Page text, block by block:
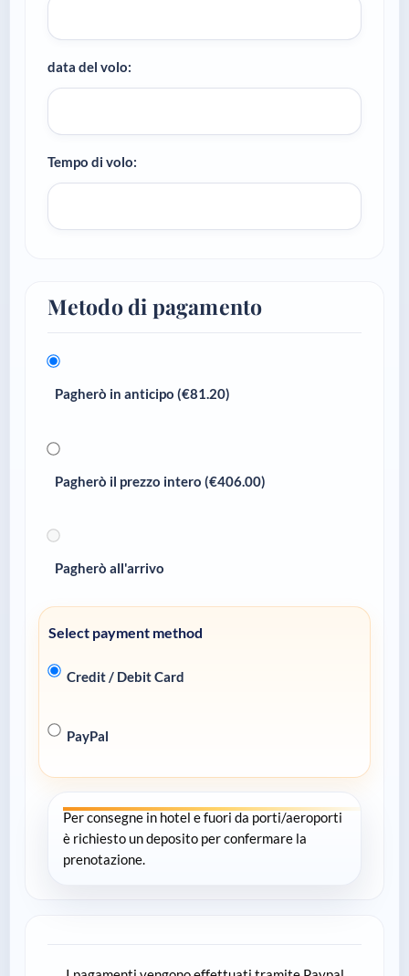
data del volo:
Tempo di volo:
Metodo di pagamento
Pagherò in anticipo (€81.20)
Pagherò il prezzo intero (€406.00)
Pagherò all'arrivo
Select payment method
Credit / Debit Card
PayPal
Per consegne in hotel e fuori da porti/aeroporti
è richiesto un deposito per confermare la
prenotazione.